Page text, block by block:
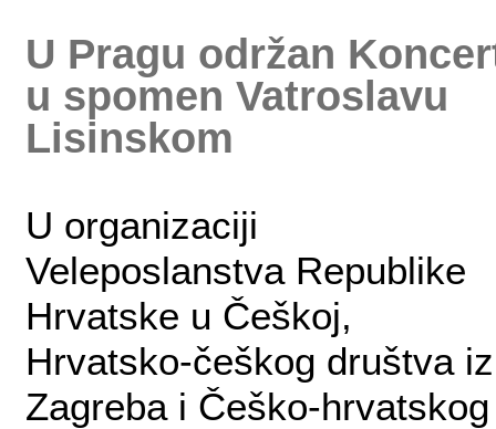
U Pragu održan
u spomen Vatroslavu
Lisinskom
U organizaciji
Veleposlanstva Republike
Hrvatske u Češkoj,
Hrvatsko-češkog društva iz
Zagreba i Češko-hrvatskog